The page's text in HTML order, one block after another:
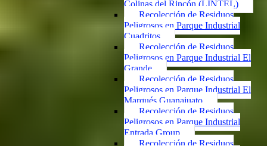
Colinas del Rincón (LINTEL)
Recolección de Residuos
Peligrosos en Parque Industrial
Cuadritos
Recolección de Residuos
Peligrosos en Parque Industrial El
Grande
Recolección de Residuos
Peligrosos en Parque Industrial El
Marqués Guanajuato
Recolección de Residuos
Peligrosos en Parque Industrial
Entrada Group
Recolección de Residuos